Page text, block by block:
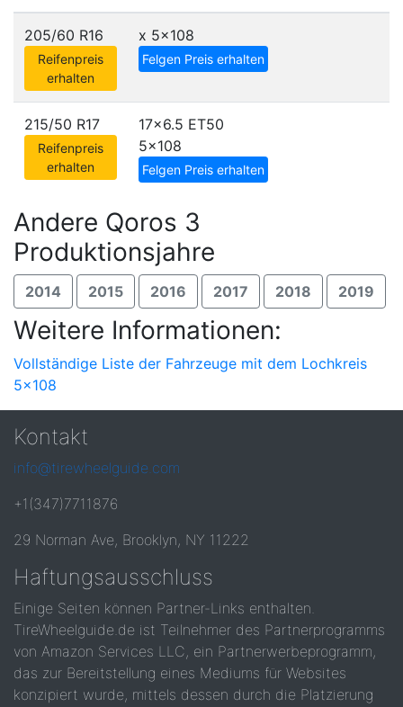
205/60 R16
Reifenpreis
erhalten
x 5x108
Felgen Preis erhalten
215/50 R17
Reifenpreis
erhalten
17x6.5 ET50
5x108
Felgen Preis erhalten
Andere Qoros 3
Produktionsjahre
2014 2015 2016 2017 2018 2019
Weitere Informationen:
Vollständige Liste der Fahrzeuge mit dem Lochkreis
5x108
Kontakt
info@tirewheelguide.com
+1(347)7711876
29 Norman Ave, Brooklyn, NY 11222
Haftungsausschluss
Einige Seiten können Partner-Links enthalten.
TireWheelguide.de ist Teilnehmer des Partnerprogramms
von Amazon Services LLC, ein Partnerwerbeprogramm,
das zur Bereitstellung eines Mediums für Websites
konzipiert wurde, mittels dessen durch die Platzierung